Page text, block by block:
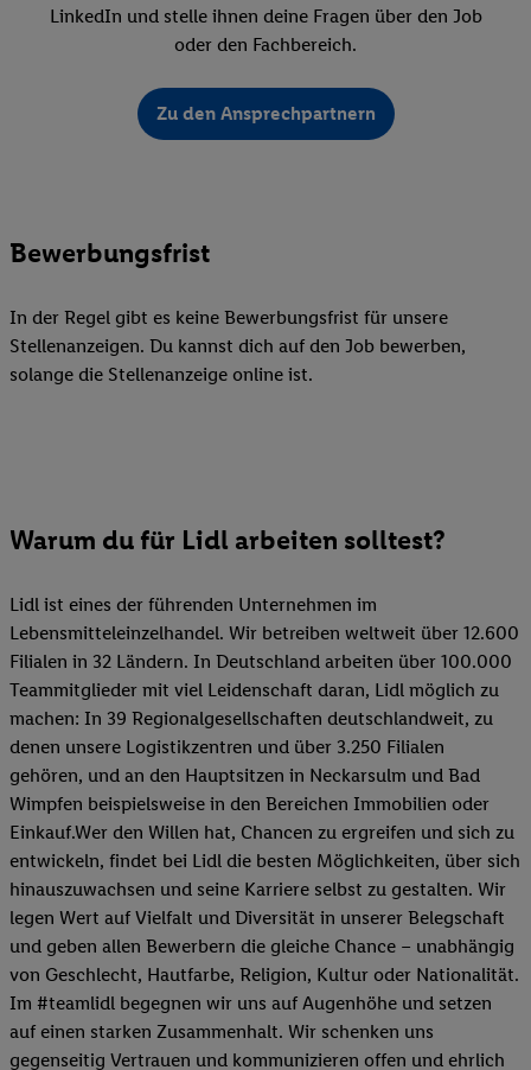
LinkedIn und stelle ihnen deine Fragen über den Job
oder den Fachbereich.
Zu den Ansprechpartnern
Bewerbungsfrist
In der Regel gibt es keine Bewerbungsfrist für unsere
Stellenanzeigen. Du kannst dich auf den Job bewerben,
solange die Stellenanzeige online ist.
Warum du für Lidl arbeiten solltest?
Lidl ist eines der führenden Unternehmen im
Lebensmitteleinzelhandel. Wir betreiben weltweit über 12.600
Filialen in 32 Ländern. In Deutschland arbeiten über 100.000
Teammitglieder mit viel Leidenschaft daran, Lidl möglich zu
machen: In 39 Regionalgesellschaften deutschlandweit, zu
denen unsere Logistikzentren und über 3.250 Filialen
gehören, und an den Hauptsitzen in Neckarsulm und Bad
Wimpfen beispielsweise in den Bereichen Immobilien oder
Einkauf.Wer den Willen hat, Chancen zu ergreifen und sich zu
entwickeln, findet bei Lidl die besten Möglichkeiten, über sich
hinauszuwachsen und seine Karriere selbst zu gestalten. Wir
legen Wert auf Vielfalt und Diversität in unserer Belegschaft
und geben allen Bewerbern die gleiche Chance – unabhängig
von Geschlecht, Hautfarbe, Religion, Kultur oder Nationalität.
Im #teamlidl begegnen wir uns auf Augenhöhe und setzen
auf einen starken Zusammenhalt. Wir schenken uns
gegenseitig Vertrauen und kommunizieren offen und ehrlich